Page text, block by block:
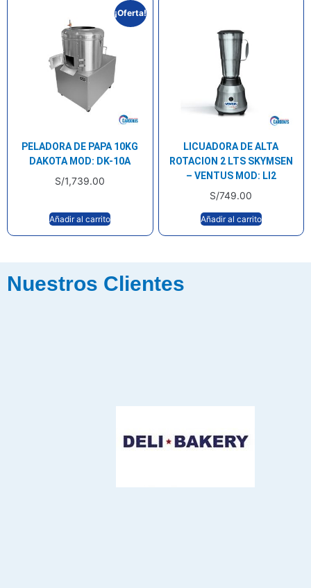
¡Oferta!
PELADORA DE PAPA 10KG
DAKOTA MOD: DK-10A
S/1,739.00
Añadir al carrito
LICUADORA DE ALTA
ROTACION 2 LTS SKYMSEN
– VENTUS MOD: LI2
S/749.00
Añadir al carrito
Nuestros Clientes